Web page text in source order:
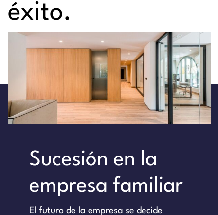
éxito.
Sucesión en la
empresa familiar
El futuro de la empresa se decide